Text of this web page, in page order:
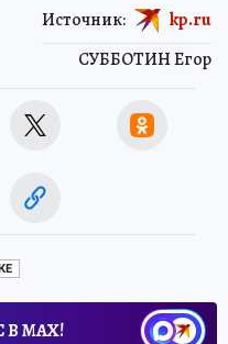
СУББОТИН Егор
Источник: kp.ru
В МАХ!